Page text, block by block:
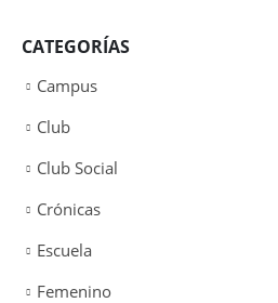
CATEGORÍAS
Campus
Club
Club Social
Crónicas
Escuela
Femenino